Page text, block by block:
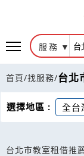
服務
首頁/找服務/台北
選擇地區 : 全台
台北市教室租借推